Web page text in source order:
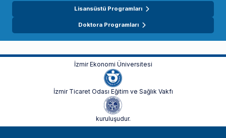
Lisansüstü Programları
Doktora Programları
İzmir Ekonomi Üniversitesi
İzmir Ticaret Odası Eğitim ve Sağlık Vakfı
kuruluşudur.